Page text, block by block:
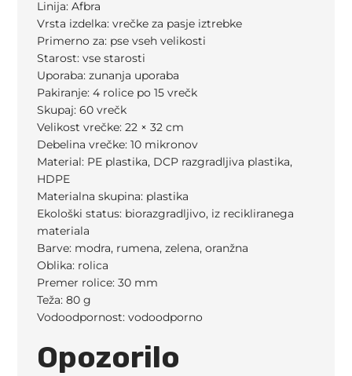
Linija: Afbra
Vrsta izdelka: vrečke za pasje iztrebke
Primerno za: pse vseh velikosti
Starost: vse starosti
Uporaba: zunanja uporaba
Pakiranje: 4 rolice po 15 vrečk
Skupaj: 60 vrečk
Velikost vrečke: 22 × 32 cm
Debelina vrečke: 10 mikronov
Material: PE plastika, DCP razgradljiva plastika,
HDPE
Materialna skupina: plastika
Ekološki status: biorazgradljivo, iz recikliranega
materiala
Barve: modra, rumena, zelena, oranžna
Oblika: rolica
Premer rolice: 30 mm
Teža: 80 g
Vodoodpornost: vodoodporno
Opozorilo